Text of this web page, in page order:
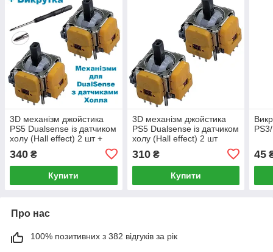
3D механізм джойстика
PS5 Dualsense із датчиком
холу (Hall effect) 2 шт +
340 ₴
Купити
3D механізм джойстика
PS5 Dualsense із датчиком
холу (Hall effect) 2 шт
310₴
Купити
45
Про нас
100% позитивних з 382 відгуків за рік